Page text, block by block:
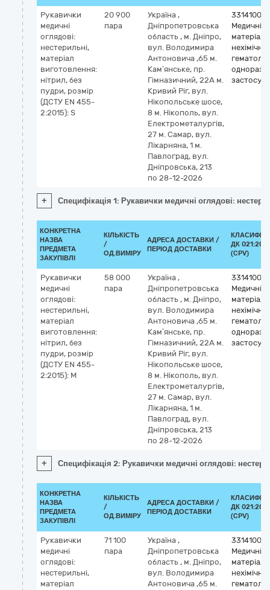
Рукавички
медичні
оглядові:
нестерильні,
матеріал
виготовлення:
нітрил, без
пудри, розмір
(ДСТУ EN 455-
2:2015): S
20 900
пара
Україна ,
Дніпропетровська
область , м. Дніпро,
вул. Володимира
Антоновича ,65 м.
Кам’янське, пр.
Гімназичний, 22А м.
Кривий Ріг, вул.
Нікопольське шосе,
8 м. Нікополь, вул.
Електрометалургів,
27 м. Самар, вул.
Лікарняна, 1 м.
Павлоград, вул.
Дніпровська, 213
по 28-12-2026
Медичні
матеріали
нехімічні
+ Специфікація 1: Рукавички медичні оглядові:
КОНКРЕТНА
НАЗВА
ПРЕДМЕТА
ЗАКУПІВЛІ
КІЛЬКІСТЬ
/
ОД.ВИМІРУ
АДРЕСА ДОСТАВКИ /
ПЕРІОД ДОСТАВКИ
ДК 021:2015
(CPV)
Рукавички
медичні
оглядові:
нестерильні,
матеріал
виготовлення:
нітрил, без
пудри, розмір
(ДСТУ EN 455-
2:2015): M
58 000
пара
Україна ,
Дніпропетровська
область , м. Дніпро,
вул. Володимира
Антоновича ,65 м.
Кам’янське, пр.
Гімназичний, 22А м.
Кривий Ріг, вул.
Нікопольське шосе,
8 м. Нікополь, вул.
Електрометалургів,
27 м. Самар, вул.
Лікарняна, 1 м.
Павлоград, вул.
Дніпровська, 213
по 28-12-2026
Медичні
матеріали
нехімічні
+ Специфікація 2: Рукавички медичні оглядові:
КОНКРЕТНА
НАЗВА
ПРЕДМЕТА
ЗАКУПІВЛІ
КІЛЬКІСТЬ
/
ОД.ВИМІРУ
АДРЕСА ДОСТАВКИ /
ПЕРІОД ДОСТАВКИ
ДК 021:2015
(CPV)
Рукавички
медичні
оглядові:
нестерильні,
матеріал
71 100
пара
Україна ,
Дніпропетровська
область , м. Дніпро,
вул. Володимира
Антоновича ,65 м.
Медичні
матеріали
нехімічні